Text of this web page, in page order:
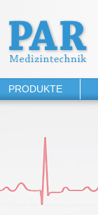
PRODUKTE
PHYSIO-PORT UP
PHYSIO-PORT DUO
PHYSIO-PORT AS
TONOPORT VI